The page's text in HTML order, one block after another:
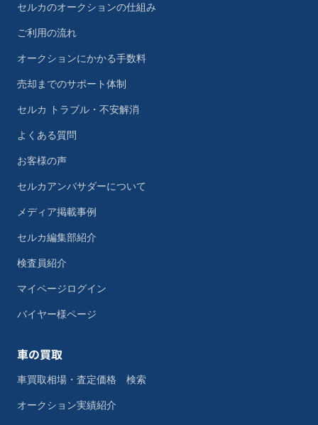
セルカのオークションの仕組み
ご利用の流れ
オークションにかかる手数料
売却までのサポート体制
セルカ トラブル・不安解消
よくある質問
お客様の声
セルカアンバサダーについて
メディア掲載事例
セルカ編集部紹介
検査員紹介
マイページログイン
バイヤー様ページ
車の買取
車買取相場・査定価格 検索
オークション実績紹介